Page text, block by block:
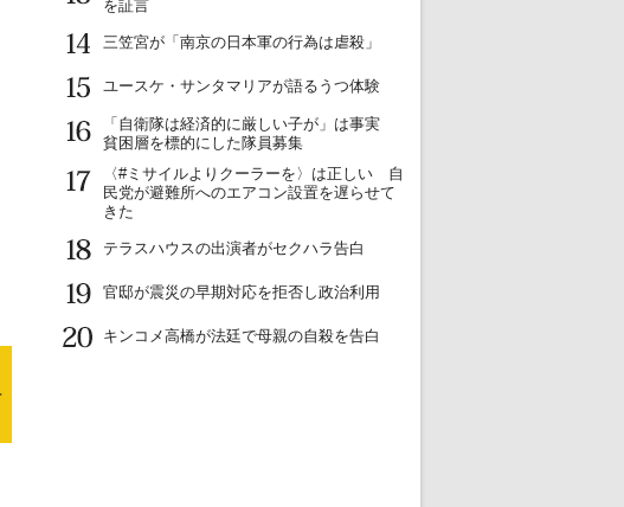
を証言
14
三笠宮が「南京の日本軍の行為は虐殺」
15
ユースケ・サンタマリアが語るうつ体験
16
「自衛隊は経済的に厳しい子が」は事実
貧困層を標的にした隊員募集
17
〈#ミサイルよりクーラーを〉は正しい 自
民党が避難所へのエアコン設置を遅らせて
きた
18
テラスハウスの出演者がセクハラ告白
19
官邸が震災の早期対応を拒否し政治利用
20
キンコメ高橋が法廷で母親の自殺を告白